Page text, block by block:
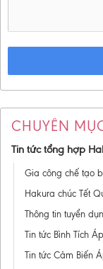
CHUYÊN
Tin tức tổng hợp
Gia công chế tạo
Hakura chúc Tết
Thông tin tuyển
Tin tức Bình Tích Áp
Tin tức Cảm Biến